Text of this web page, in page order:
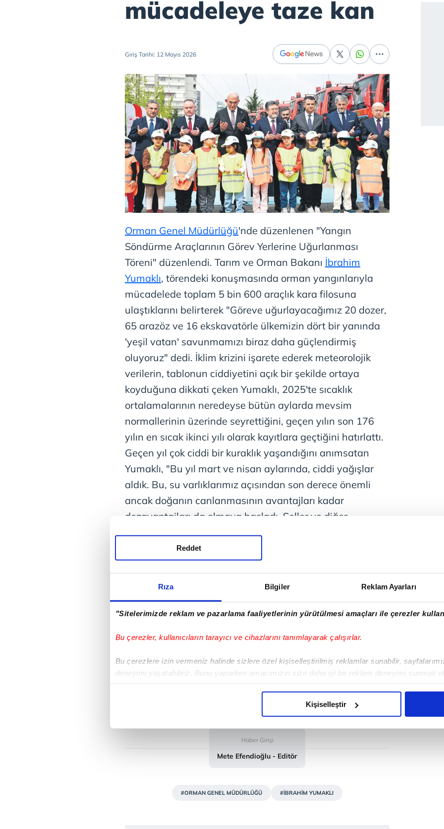
Rıza Bilgiler Reklam Ayarları
"Sitelerimizde reklam ve pazarlama faaliyetlerinin yürütülmesi amaçları ile çerezler
Bu çerezler, kullanıcıların tarayıcı ve cihazlarını tanımlayarak çalışırlar.
Bu çerezlere izin vermeniz halinde sizlere özel kişiselleştirilmiş reklamlar sunabilir,
deneyimi yaşatabiliriz. Bunu yaparken amacımızın size daha iyi bir reklam deneyimi sunmak
Sizlere daha iyi bir hizmet sunabilmek için İnternet Sitemizde kendimize ve üçüncü kişilere ait
çerezler vasıtasıyla çeşitli kişisel verileriniz işlenmekte olup gerekli olan çerezler bilgi toplumu
Reddet
Kişiselleştir
mücadeleye taze kan
Giriş Tarihi: 12 Mayıs 2026
Orman Genel Müdürlüğü'nde düzenlenen "Yangın
Söndürme Araçlarının Görev Yerlerine Uğurlanması
Töreni" düzenlendi. Tarım ve Orman Bakanı İbrahim
Yumaklı, törendeki konuşmasında orman yangınlarıyla
mücadelede toplam 5 bin 600 araçlık kara filosuna
ulaştıklarını belirterek "Göreve uğurlayacağımız 20 dozer,
65 arazöz ve 16 ekskavatörle ülkemizin dört bir yanında
'yeşil vatan' savunmamızı biraz daha güçlendirmiş
oluyoruz" dedi. İklim krizini işarete ederek meteorolojik
verilerin, tablonun ciddiyetini açık bir şekilde ortaya
koyduğuna dikkati çeken Yumaklı, 2025'te sıcaklık
ortalamalarının neredeyse bütün aylarda mevsim
normallerinin üzerinde seyrettiğini, geçen yılın son 176
yılın en sıcak ikinci yılı olarak kayıtlara geçtiğini hatırlattı.
Geçen yıl çok ciddi bir kuraklık yaşandığını anımsatan
Yumaklı, "Bu yıl mart ve nisan aylarında, ciddi yağışlar
aldık. Bu, su varlıklarımız açısından son derece önemli
ancak doğanın canlanmasının avantajları kadar
dezavantajları da olmaya başladı. Seller ve diğer
hususları bir kenara bırakacak olursak, sadece orman
yangınları açısından baktığımızda ot ve çalı formundaki
bitki örtüsünün yoğun bir şekilde büyümesi ve yaz
ANKARA
Haber Girişi
Mete Efendioğlu - Editör
#ORMAN GENEL MÜDÜRLÜĞÜ #İBRAHİM YUMAKLI